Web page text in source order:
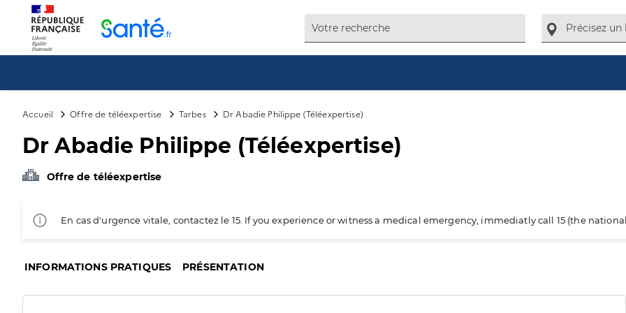
Accueil Offre de téléexpertise Tarbes Dr Abadie Philippe (Téléexpertise)
Dr Abadie Philippe (Téléexpertise)
Offre de téléexpertise
En cas d'urgence vitale, contactez le 15. If you experience or witness a medical emergency, immediatly call 15 (the
INFORMATIONS PRATIQUES PRÉSENTATION
Panneau de gestion des cookies